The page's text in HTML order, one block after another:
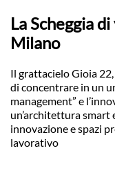
La Scheggia
Milano
Il grattacielo Gioia
di concentrare in un
management” e
un’architettura smart
innovazione e spazi
lavorativo